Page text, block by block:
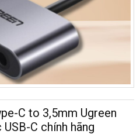
C to 3,5mm Ugreen
C chính hãng